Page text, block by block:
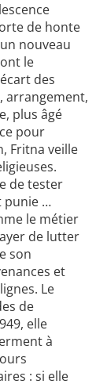
de honte
nouveau
le
des
arrangement,
plus âgé
pour
Fritna veille
de tester
punie …
le métier
de lutter
son
et
Le
de
elle
à
: si elle